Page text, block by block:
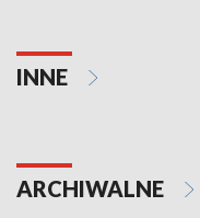
INNE
ARCHIWALNE